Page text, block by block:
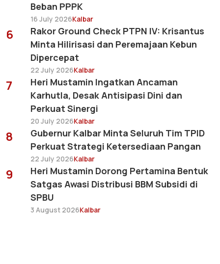
Beban PPPK
16 July 2026Kalbar
6
Rakor Ground Check PTPN IV: Krisantus
Minta Hilirisasi dan Peremajaan Kebun
Dipercepat
22 July 2026Kalbar
7
Heri Mustamin Ingatkan Ancaman
Karhutla, Desak Antisipasi Dini dan
Perkuat Sinergi
20 July 2026Kalbar
8
Gubernur Kalbar Minta Seluruh Tim TPID
Perkuat Strategi Ketersediaan Pangan
22 July 2026Kalbar
9
Heri Mustamin Dorong Pertamina Bentuk
Satgas Awasi Distribusi BBM Subsidi di
SPBU
3 August 2026Kalbar